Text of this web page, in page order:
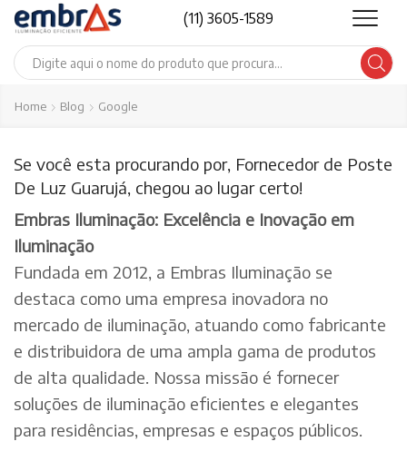
(11) 3605-1589
Search
Home Blog Google
Se você esta procurando por, Fornecedor de Poste
De Luz Guarujá, chegou ao lugar certo!
Embras Iluminação: Excelência e Inovação em
Iluminação
Fundada em 2012, a Embras Iluminação se
destaca como uma empresa inovadora no
mercado de iluminação, atuando como fabricante
e distribuidora de uma ampla gama de produtos
de alta qualidade. Nossa missão é fornecer
soluções de iluminação eficientes e elegantes
para residências, empresas e espaços públicos.